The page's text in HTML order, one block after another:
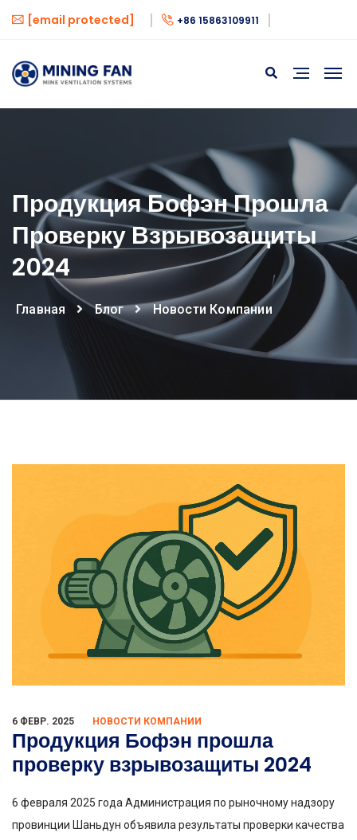
[email protected] +86 15863109911
Продукция Бофэн Прошла
Проверку Взрывозащиты
2024
Главная Блог Новости Компании
6 ФЕВР. 2025 НОВОСТИ КОМПАНИИ
Продукция Бофэн прошла
проверку взрывозащиты 2024
6 февраля 2025 года Администрация по рыночному надзору
провинции Шаньдун объявила результаты проверки качества